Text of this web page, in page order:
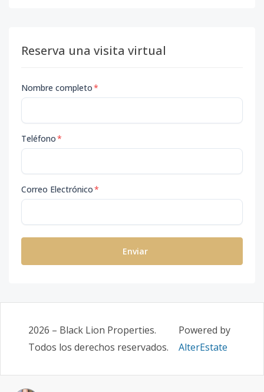
Reserva una visita virtual
Nombre completo*
Teléfono*
Correo Electrónico*
Enviar
2026 – Black Lion Properties.
Todos los derechos reservados.
Powered by
AlterEstate